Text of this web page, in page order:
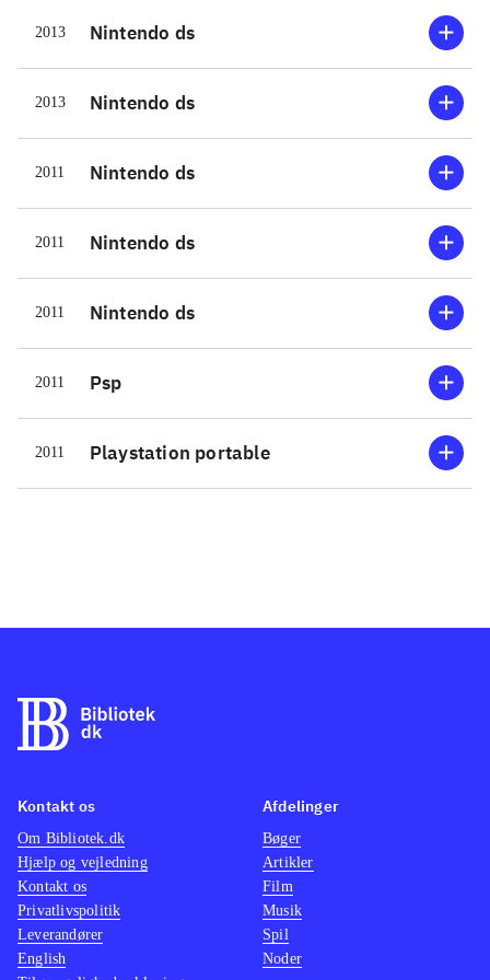
2013 Nintendo ds
2013 Nintendo ds
2011 Nintendo ds
2011 Nintendo ds
2011 Nintendo ds
2011 Psp
2011 Playstation portable
Kontakt os
Om Bibliotek.dk
Hjælp og vejledning
Kontakt os
Privatlivspolitik
Leverandører
English
Afdelinger
Bøger
Artikler
Film
Musik
Spil
Noder